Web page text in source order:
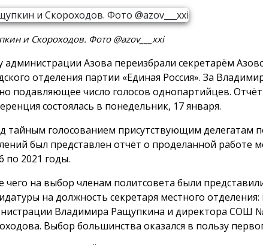
и Скороходов. Фото @azov___xxi
администрации Азова переизбрали секретарём
отделения партии «Единая Россия». За
подавляющее число голосов однопартийцев.
состоялась в понедельник, 17 января.
тайным голосованием присутствующим делегатам
был представлен отчёт о проделанной работе
по 2021 годы.
чего на выбор членам политсовета были
на должность секретаря местного отделения:
Владимира Ращупкина и директора СОШ
Выбор большинства оказался в пользу